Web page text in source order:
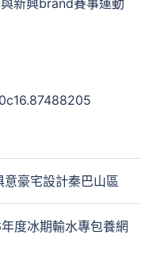
新興brand賽事運動
豪宅設計秦巴山區
度冰期輸水專包養網